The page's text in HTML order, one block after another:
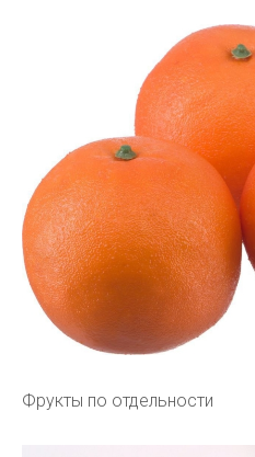
Фрукты по отдельности